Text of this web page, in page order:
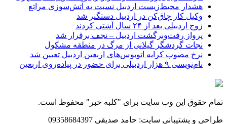
هشدار محیط‌زیست اردبیل نسبت به آتش‌سوزی مراتع
وکیل کار چاق‌کن در اردبیل دستگیر شد
زوج اردبیلی بعد از ۲۴ سال آشتی کردند
پرواز رفت‌وبرگشت اردبیل – نجف برقرار شد
نجات گردشگر گیلانی از مرگ در منطقه مشکول
نرخ مصوب کرایه اتوبوس‌های اربعین اردبیل تعیین شد
نام‌نویسی ۹ هزار اردبیلی برای حضور در پیاده‌روی اربعین
تمام حقوق این وب سایت برای "کلبه خبر" محفوظ است.
طراحی و پشتیبانی سایت: حامد صدیقی 09358684397